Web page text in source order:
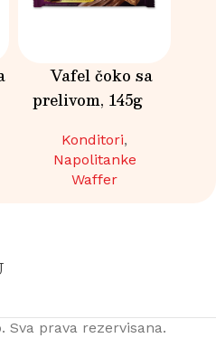
Vafel čoko sa
prelivom, 145g
Konditori,
Napolitanke
Waffer
Sva prava rezervisana.